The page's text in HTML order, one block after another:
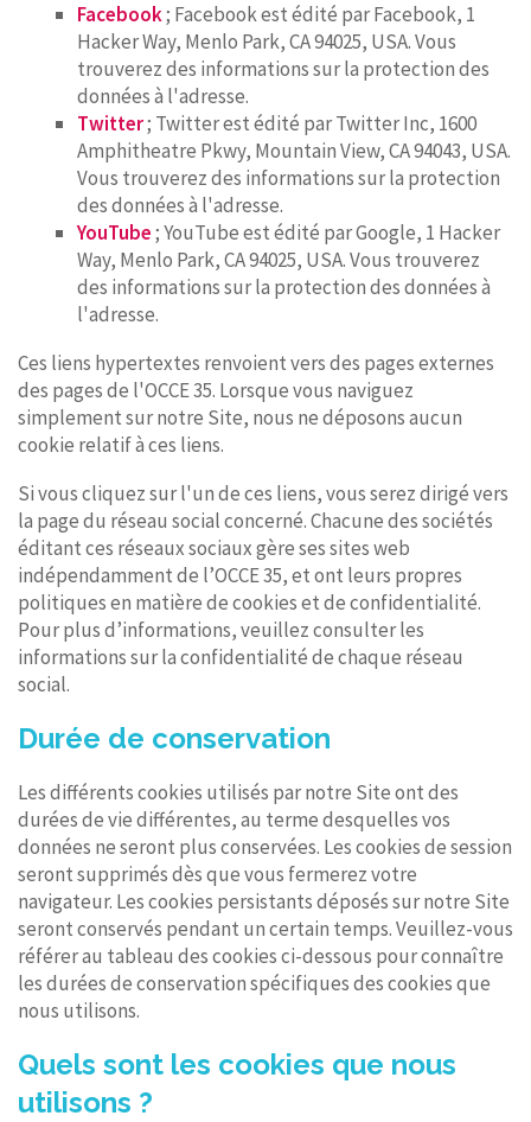
Facebook; Facebook est édité par Facebook, 1
Hacker Way, Menlo Park, CA 94025, USA. Vous
trouverez des informations sur la protection des
données à l'adresse.
Twitter; Twitter est édité par Twitter Inc, 1600
Amphitheatre Pkwy, Mountain View, CA 94043, USA.
Vous trouverez des informations sur la protection
des données à l'adresse.
YouTube; YouTube est édité par Google, 1 Hacker
Way, Menlo Park, CA 94025, USA. Vous trouverez
des informations sur la protection des données à
l'adresse.
Ces liens hypertextes renvoient vers des pages externes
des pages de l'OCCE 35. Lorsque vous naviguez
simplement sur notre Site, nous ne déposons aucun
cookie relatif à ces liens.
Si vous cliquez sur l'un de ces liens, vous serez dirigé vers
la page du réseau social concerné. Chacune des sociétés
éditant ces réseaux sociaux gère ses sites web
indépendamment de l’OCCE 35, et ont leurs propres
politiques en matière de cookies et de confidentialité.
Pour plus d’informations, veuillez consulter les
informations sur la confidentialité de chaque réseau
social.
Durée de conservation
Les différents cookies utilisés par notre Site ont des
durées de vie différentes, au terme desquelles vos
données ne seront plus conservées. Les cookies de session
seront supprimés dès que vous fermerez votre
navigateur. Les cookies persistants déposés sur notre Site
seront conservés pendant un certain temps. Veuillez-vous
référer au tableau des cookies ci-dessous pour connaître
les durées de conservation spécifiques des cookies que
nous utilisons.
Quels sont les cookies que nous
utilisons ?